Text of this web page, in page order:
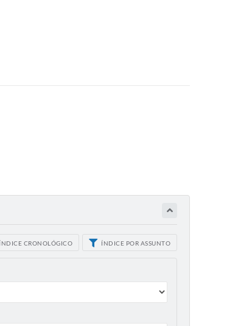
ÍNDICE CRONOLÓGICO ÍNDICE POR ASSUNTO